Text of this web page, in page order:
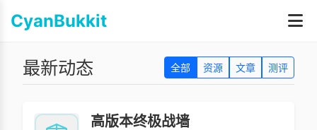
CyanBukkit
最新动态 全部 资源 文章 测评
高版本终极战墙